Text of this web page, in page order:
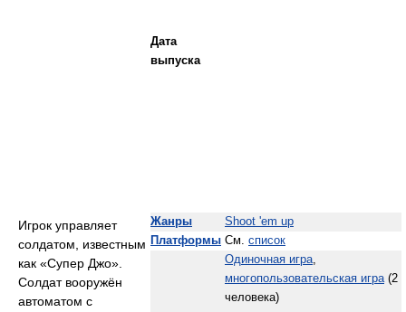
Дата
выпуска
Жанры
Shoot 'em up
Платформы См. список
Одиночная игра,
многопользовательская игра(2
человека)
Игрок управляет
солдатом, известным
как «Супер Джо».
Солдат вооружён
автоматом с